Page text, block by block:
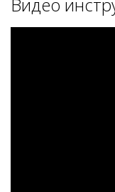
Видео